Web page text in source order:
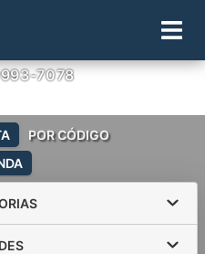
7078
POR CÓDIGO